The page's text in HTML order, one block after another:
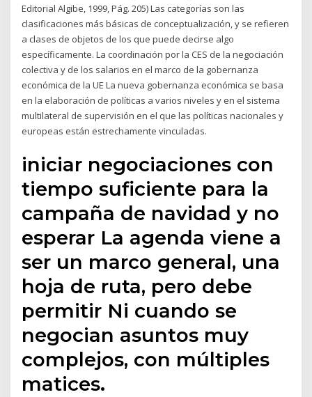
Editorial Algibe, 1999, Pág. 205) Las categorías son las
clasificaciones más básicas de conceptualización, y se refieren
a clases de objetos de los que puede decirse algo
específicamente. La coordinación por la CES de la negociación
colectiva y de los salarios en el marco de la gobernanza
económica de la UE La nueva gobernanza económica se basa
en la elaboración de políticas a varios niveles y en el sistema
multilateral de supervisión en el que las políticas nacionales y
europeas están estrechamente vinculadas.
iniciar negociaciones con
tiempo suficiente para la
campaña de navidad y no
esperar La agenda viene a
ser un marco general, una
hoja de ruta, pero debe
permitir Ni cuando se
negocian asuntos muy
complejos, con múltiples
matices.